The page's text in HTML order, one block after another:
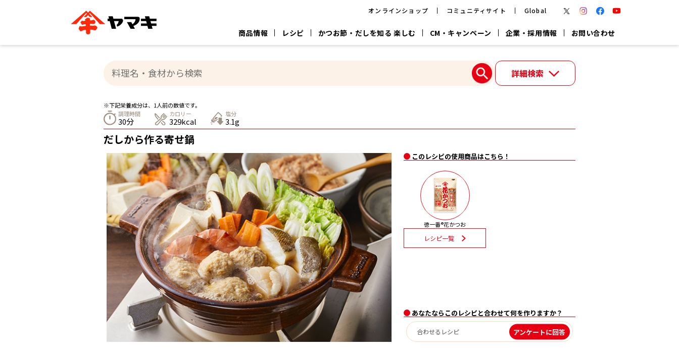
オンラインショップ コミュニティサイト Global
商品情報 レシピ かつお節・だしを知る 楽しむ CM・キャンペーン 企業・採用情報 お問い合わせ
ヤマキ
ヤマキ
楽チン鍋® 楽チン屋®
ストレート
つゆ
カテゴリー別
かつお節 削りぶし かつおパック 煮干 粉末 だしの素 だしパック 白だし
おいしいレシピTOP
汁物レシピ
レシピ特設サイト
ヤマキかつお節の削り方 ヤマキ流だしの取り方
企業情報
ジョブリターン制
詳細検索
※下記栄養成分は、1人前の数値です。
調理時間
30分
カロリー
329kcal
塩分
3.1g
だしから作る寄せ鍋
このレシピの使用商品はこちら！
徳一番®花かつお
レシピ一覧
あなたならこのレシピと合わせて何を作りますか？
アンケートに回答